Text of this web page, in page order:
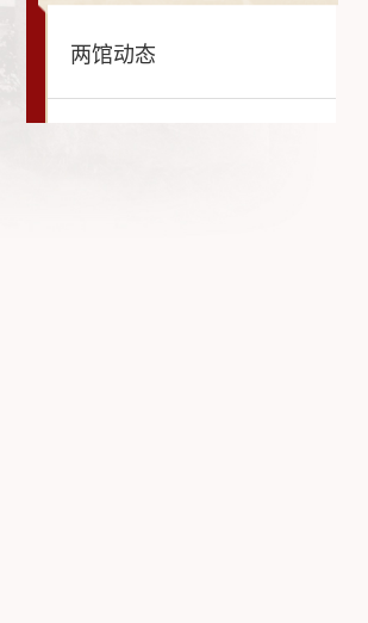
两馆动态